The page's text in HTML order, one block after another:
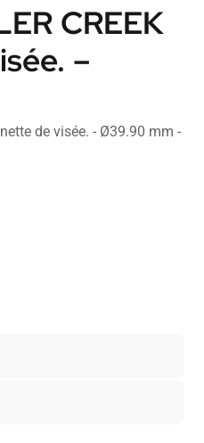
CREEK
–
de visée. - Ø39.90 mm -